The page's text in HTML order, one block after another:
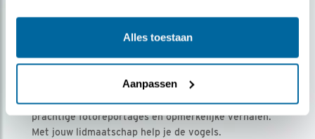
Alles toestaan
Aanpassen
Ontvang 5 x Vogels voor € 36,00 per jaar
Vogels is het tijdschrift voor onze leden, met
prachtige fotoreportages en opmerkelijke verhalen.
Met jouw lidmaatschap help je de vogels.